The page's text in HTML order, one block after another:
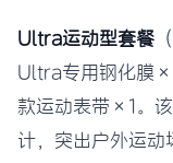
Ultra运动型套餐
Ultra专用钢化膜
款运动表带×1。
计，突出户外运